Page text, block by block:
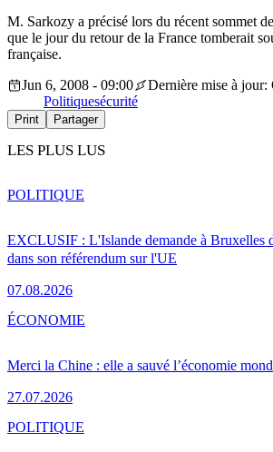
M. Sarkozy a précisé lors du récent sommet
que le jour du retour de la France tomberait
française.
Jun 6, 2008 - 09:00
Dernière mise à
Politiquesécurité
Print Partager
LES PLUS LUS
EXCLUSIF : L'Islande demande à Bruxelles
dans son référendum sur l'UE
07.08.2026
POLITIQUE
Merci la Chine : elle a sauvé l’économie
27.07.2026
ÉCONOMIE
POLITIQUE